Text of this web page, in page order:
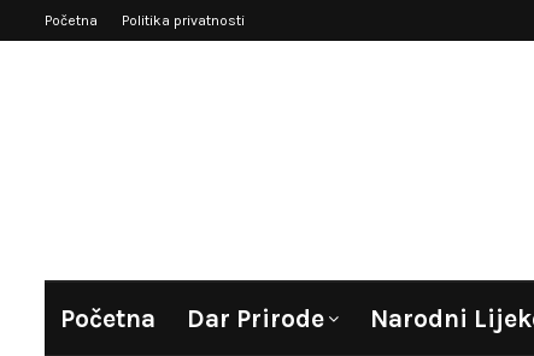
Početna Politika privatnosti
Početna Dar Prirode Narodni